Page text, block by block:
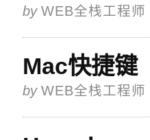
by WEB全栈工程师
Mac快捷键
by WEB全栈工程师